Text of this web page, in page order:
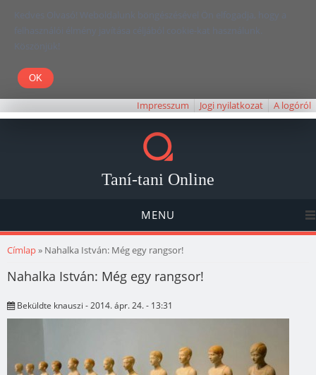
Kedves Olvasó! Weboldalunk böngészésével Ön elfogadja, hogy a
felhasználói élmény javítása céljából cookie-kat használunk.
Köszönjük!
Impresszum Jogi nyilatkozat A logóról
Taní-tani Online
MENU
Jelenlegi hely
Címlap» Nahalka István: Még egy rangsor!
Nahalka István: Még egy rangsor!
Beküldte knauszi - 2014. ápr. 24. - 13:31